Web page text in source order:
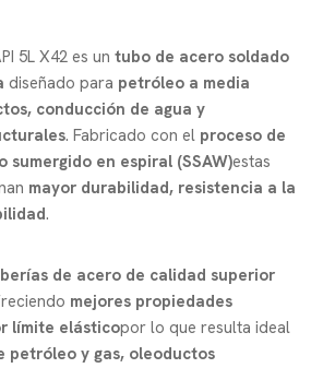
5L X42 es un tubo de acero soldado
diseñado para petróleo a media
conducción de agua y
. Fabricado con el proceso de
sumergido en espiral (SSAW)estas
mayor durabilidad, resistencia a la
.
de acero de calidad superior
mejores propiedades
límite elásticopor lo que resulta ideal
petróleo y gas, oleoductos